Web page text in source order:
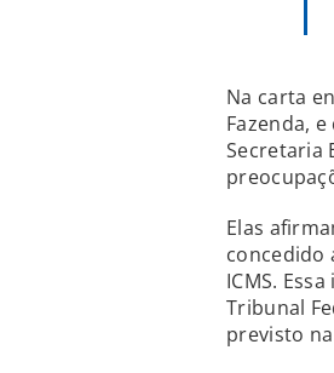
Na carta
Fazenda,
Secretaria
Elas
concedido
ICMS.
Tribunal
previsto